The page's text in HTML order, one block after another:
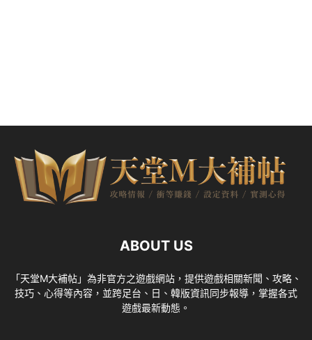
ABOUT US
「天堂M大補帖」為非官方之遊戲網站，提供遊戲相關新聞、攻略、
技巧、心得等內容，並跨足台、日、韓版資訊同步報導，掌握各式
遊戲最新動態。